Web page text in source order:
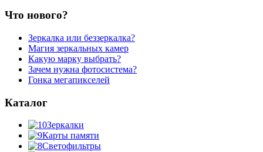
Что нового?
Зеркалка или беззеркалка?
Магия зеркальных камер
Какую марку выбрать?
Зачем нужна фотосистема?
Гонка мегапикселей
Каталог
Зеркалки
Карты памяти
Светофильтры